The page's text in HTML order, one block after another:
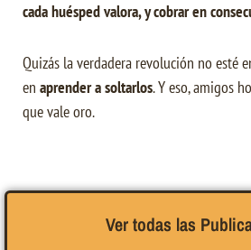
cada huésped valora, y cobrar en
Quizás la verdadera revolución no esté
en aprender a soltarlos. Y eso, amigos
que vale oro.
Ver todas las